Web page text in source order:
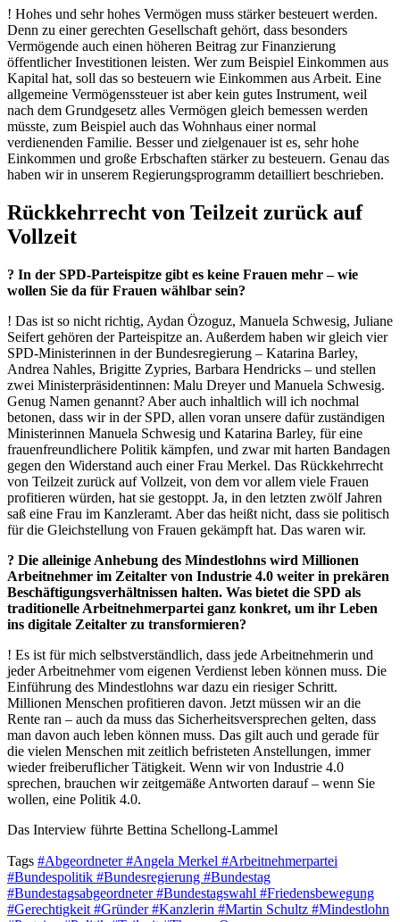
! Hohes und sehr hohes Vermögen muss stärker besteuert werden.
Denn zu einer gerechten Gesellschaft gehört, dass besonders
Vermögende auch einen höheren Beitrag zur Finanzierung
öffentlicher Investitionen leisten. Wer zum Beispiel Einkommen aus
Kapital hat, soll das so besteuern wie Einkommen aus Arbeit. Eine
allgemeine Vermögenssteuer ist aber kein gutes Instrument, weil
nach dem Grundgesetz alles Vermögen gleich bemessen werden
müsste, zum Beispiel auch das Wohnhaus einer normal
verdienenden Familie. Besser und zielgenauer ist es, sehr hohe
Einkommen und große Erbschaften stärker zu besteuern. Genau das
haben wir in unserem Regierungsprogramm detailliert beschrieben.
Rückkehrrecht von Teilzeit zurück auf
Vollzeit
? In der SPD-Parteispitze gibt es keine Frauen mehr – wie
wollen Sie da für Frauen wählbar sein?
! Das ist so nicht richtig, Aydan Özoguz, Manuela Schwesig, Juliane
Seifert gehören der Parteispitze an. Außerdem haben wir gleich vier
SPD-Ministerinnen in der Bundesregierung – Katarina Barley,
Andrea Nahles, Brigitte Zypries, Barbara Hendricks – und stellen
zwei Ministerpräsidentinnen: Malu Dreyer und Manuela Schwesig.
Genug Namen genannt? Aber auch inhaltlich will ich nochmal
betonen, dass wir in der SPD, allen voran unsere dafür zuständigen
Ministerinnen Manuela Schwesig und Katarina Barley, für eine
frauenfreundlichere Politik kämpfen, und zwar mit harten Bandagen
gegen den Widerstand auch einer Frau Merkel. Das Rückkehrrecht
von Teilzeit zurück auf Vollzeit, von dem vor allem viele Frauen
profitieren würden, hat sie gestoppt. Ja, in den letzten zwölf Jahren
saß eine Frau im Kanzleramt. Aber das heißt nicht, dass sie politisch
für die Gleichstellung von Frauen gekämpft hat. Das waren wir.
? Die alleinige Anhebung des Mindestlohns wird Millionen
Arbeitnehmer im Zeitalter von Industrie 4.0 weiter in prekären
Beschäftigungsverhältnissen halten. Was bietet die SPD als
traditionelle Arbeitnehmerpartei ganz konkret, um ihr Leben
ins digitale Zeitalter zu transformieren?
! Es ist für mich selbstverständlich, dass jede Arbeitnehmerin und
jeder Arbeitnehmer vom eigenen Verdienst leben können muss. Die
Einführung des Mindestlohns war dazu ein riesiger Schritt.
Millionen Menschen profitieren davon. Jetzt müssen wir an die
Rente ran – auch da muss das Sicherheitsversprechen gelten, dass
man davon auch leben können muss. Das gilt auch und gerade für
die vielen Menschen mit zeitlich befristeten Anstellungen, immer
wieder freiberuflicher Tätigkeit. Wenn wir von Industrie 4.0
sprechen, brauchen wir zeitgemäße Antworten darauf – wenn Sie
wollen, eine Politik 4.0.
Das Interview führte Bettina Schellong-Lammel
Tags #Abgeordneter#Angela Merkel #Arbeitnehmerpartei
#Bundespolitik #Bundesregierung #Bundestag
#Bundestagsabgeordneter#Bundestagswahl #Friedensbewegung
#Gerechtigkeit #Gründer#Kanzlerin #Martin Schultz #Mindestlohn